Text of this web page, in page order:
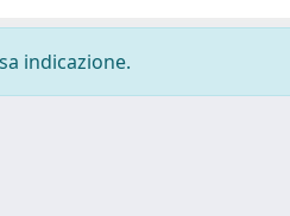
indicazione.